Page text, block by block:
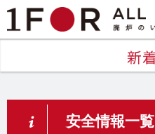
安全情報一覧